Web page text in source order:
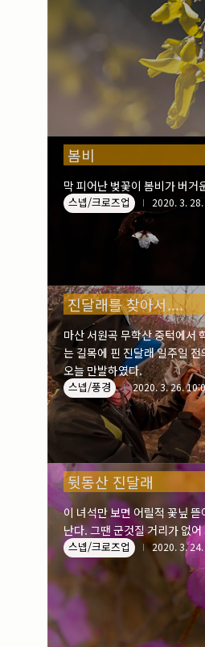
봄비
막 피어난 벚꽃이 봄비가 버거
스넵/크로즈업 2020. 3.
진달래를 찾아서....
마산 서원곡 무학산 중턱에서
는 길목에 핀 진달래 일주일
오늘 만발하였다.
스넵/풍경 2020. 3. 26.
뒷동산 진달래
이 녀석만 보면 어릴적 꽃닢 뜯
난다. 그땐 군것질 거리가 없
스넵/크로즈업 2020. 3.